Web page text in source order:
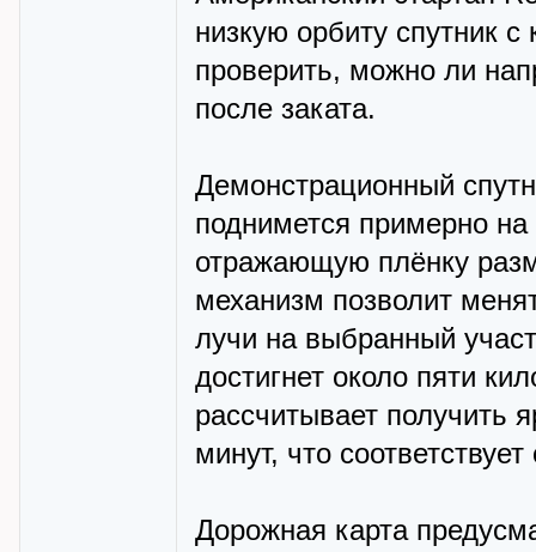
низкую орбиту спутник
проверить, можно ли
после заката.
Демонстрационный
поднимется примерно
отражающую плёнку
механизм позволит
лучи на выбранный
достигнет около пяти
рассчитывает получить
минут, что
Дорожная карта